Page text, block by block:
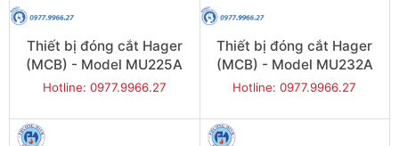
Thiết bị đóng cắt Hager
(MCB) - Model MU225A
Hotline: 0977.9966.27
Thiết bị đóng cắt Hager
(MCB) - Model MU232A
Hotline: 0977.9966.27